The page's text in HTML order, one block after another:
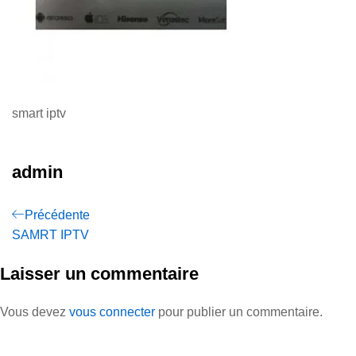
smart iptv
admin
Précédente
SAMRT IPTV
Laisser un commentaire
Vous devez vous connecter pour publier un commentaire.